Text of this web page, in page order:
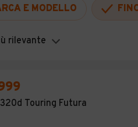
E MODELLO
rilevante
320d Touring Futura